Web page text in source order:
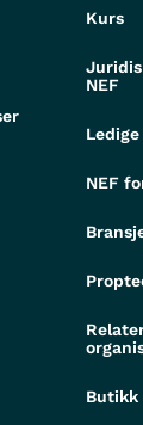
Kurs
NEF
NEF
Butikk